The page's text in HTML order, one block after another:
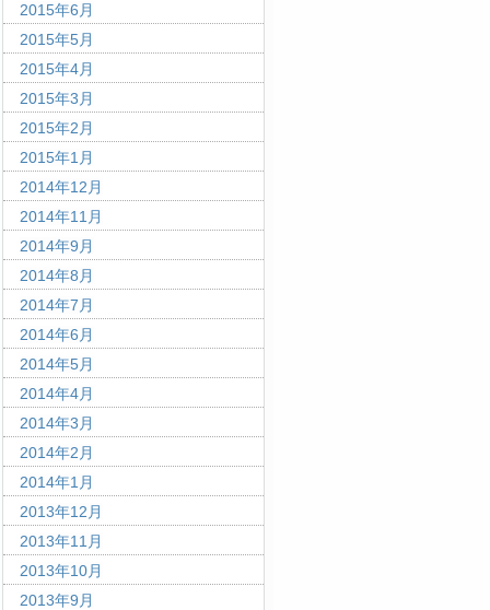
2015年6月
2015年5月
2015年4月
2015年3月
2015年2月
2015年1月
2014年12月
2014年11月
2014年9月
2014年8月
2014年7月
2014年6月
2014年5月
2014年4月
2014年3月
2014年2月
2014年1月
2013年12月
2013年11月
2013年10月
2013年9月